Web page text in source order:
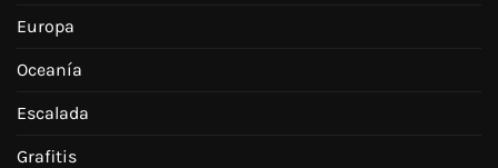
Europa
Oceanía
Escalada
Grafitis